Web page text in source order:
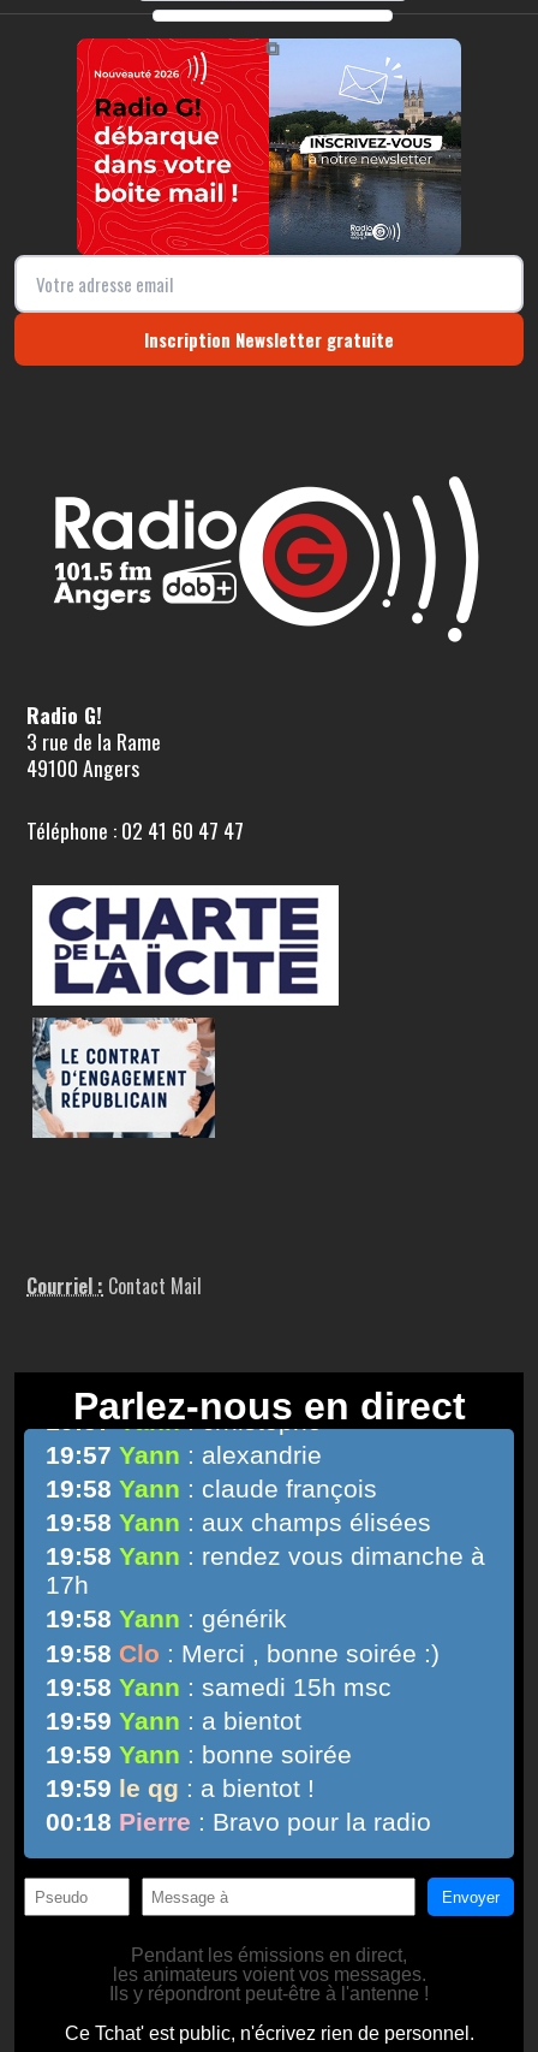
https://radio-g.fr?14131
⧉
Inscription Newsletter gratuite
Radio G!
3 rue de la Rame
49100 Angers
Téléphone : 02 41 60 47 47
Courriel : Contact Mail